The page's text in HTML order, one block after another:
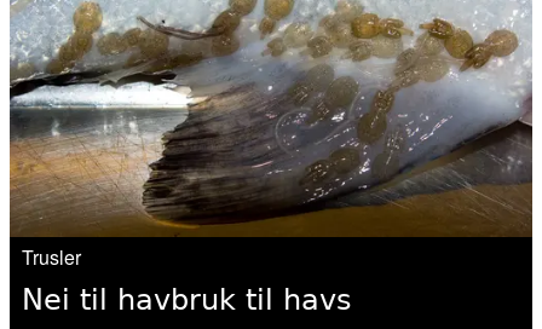
07. mai 2026
Årets overvåking av lakselus er i gang
07. mai 2026
Slik kartlegges unglaksens utvandring
06. mai 2026
Norwegian fish farms polluting fjords
Trusler
Nei til havbruk til havs